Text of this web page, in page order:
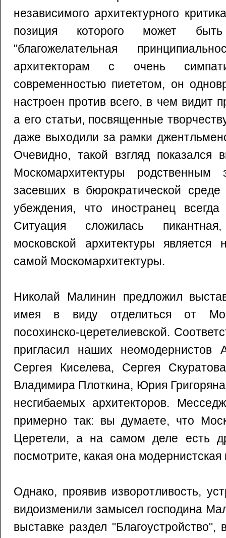
независимого архитектурного
позиция которого может
"благожелательная
архитекторам с очень
современностью пиететом, он
настроен против всего, в чем видит
а его статьи, посвященные
даже выходили за рамки
Очевидно, такой взгляд показался
Москомархитектуры
засевших в бюрократической
убеждения, что иностранец
Ситуация сложилась
московской архитектуры
самой Москомархитектуры.
Николай Малинин предложил
имея в виду отделиться от
посохинско-церетелиевской.
пригласил наших неомодернистов
Сергея Киселева, Сергея
Владимира Плоткина, Юрия
несгибаемых архитекторов.
примерно так: вы думаете, что
Церетели, а на самом деле есть
посмотрите, какая она модернистская
Однако, проявив изворотливость,
видоизменили замысел господина
выставке раздел